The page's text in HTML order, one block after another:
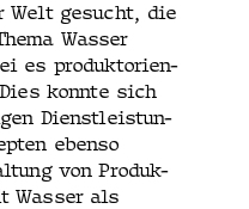
Welt gesucht, die
Wass­er
es pro­duk­to­ri­en­
kon­nte sich
Dien­stleis­tun­
eben­so
von Pro­duk­
Wass­er als